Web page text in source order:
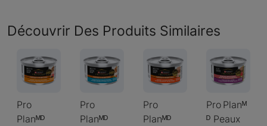
Découvrir Des Produits Similaires
Pro
Planᴹᴰ
Pro
Planᴹᴰ
Pro
Planᴹᴰ
Pro Planᴹ
ᴰ Peaux